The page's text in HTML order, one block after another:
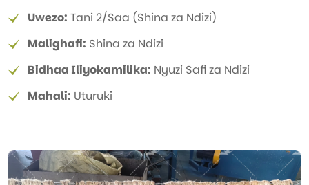
Uwezo: Tani 2/Saa (Shina za Ndizi)
Malighafi: Shina za Ndizi
Bidhaa Iliyokamilika: Nyuzi Safi za Ndizi
Mahali: Uturuki